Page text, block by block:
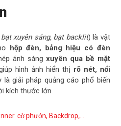
bạt xuyên sáng, bạt backlit) là vật
hộp đèn, bảng hiệu có đèn
ánh sángxuyên qua bề mặt
hình ảnh hiển thị rõ nét, nổi
là giải pháp quảng cáo phổ biến
kích thước lớn.
cờ phướn, Backdrop,...